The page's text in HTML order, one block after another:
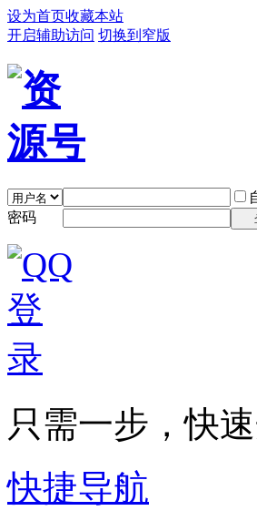
设为首页收藏本站
开启辅助访问 切换到窄版
密码
只需一步，快
快捷导航